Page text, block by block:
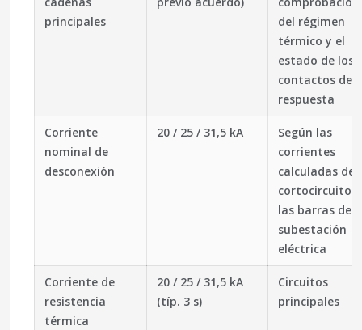
principales
del régimen
térmico y el
estado de los
contactos de
respuesta
Corriente
nominal de
desconexión
20 / 25 / 31,5 kA
Según las
corrientes
calculadas de
cortocircuito
las barras de
subestación
eléctrica
Corriente de
resistencia
térmica
20 / 25 / 31,5 kA
(típ. 3 s)
Circuitos
principales